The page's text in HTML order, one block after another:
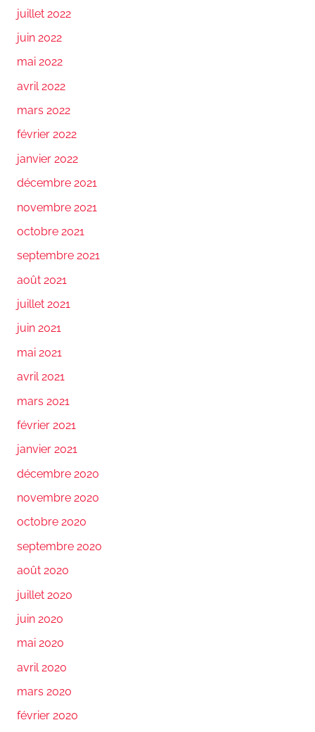
juillet 2022
juin 2022
mai 2022
avril 2022
mars 2022
février 2022
janvier 2022
décembre 2021
novembre 2021
octobre 2021
septembre 2021
août 2021
juillet 2021
juin 2021
mai 2021
avril 2021
mars 2021
février 2021
janvier 2021
décembre 2020
novembre 2020
octobre 2020
septembre 2020
août 2020
juillet 2020
juin 2020
mai 2020
avril 2020
mars 2020
février 2020